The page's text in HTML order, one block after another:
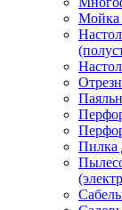
Мойка
Пилка